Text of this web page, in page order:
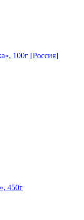
100г [Россия]
450г